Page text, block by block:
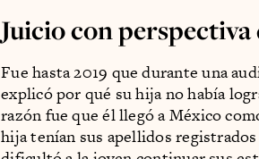
Juicio con perspectiva
Fue hasta 2019 que durante una
explicó por qué su hija no había
razón fue que él llegó a México
hija tenían sus apellidos